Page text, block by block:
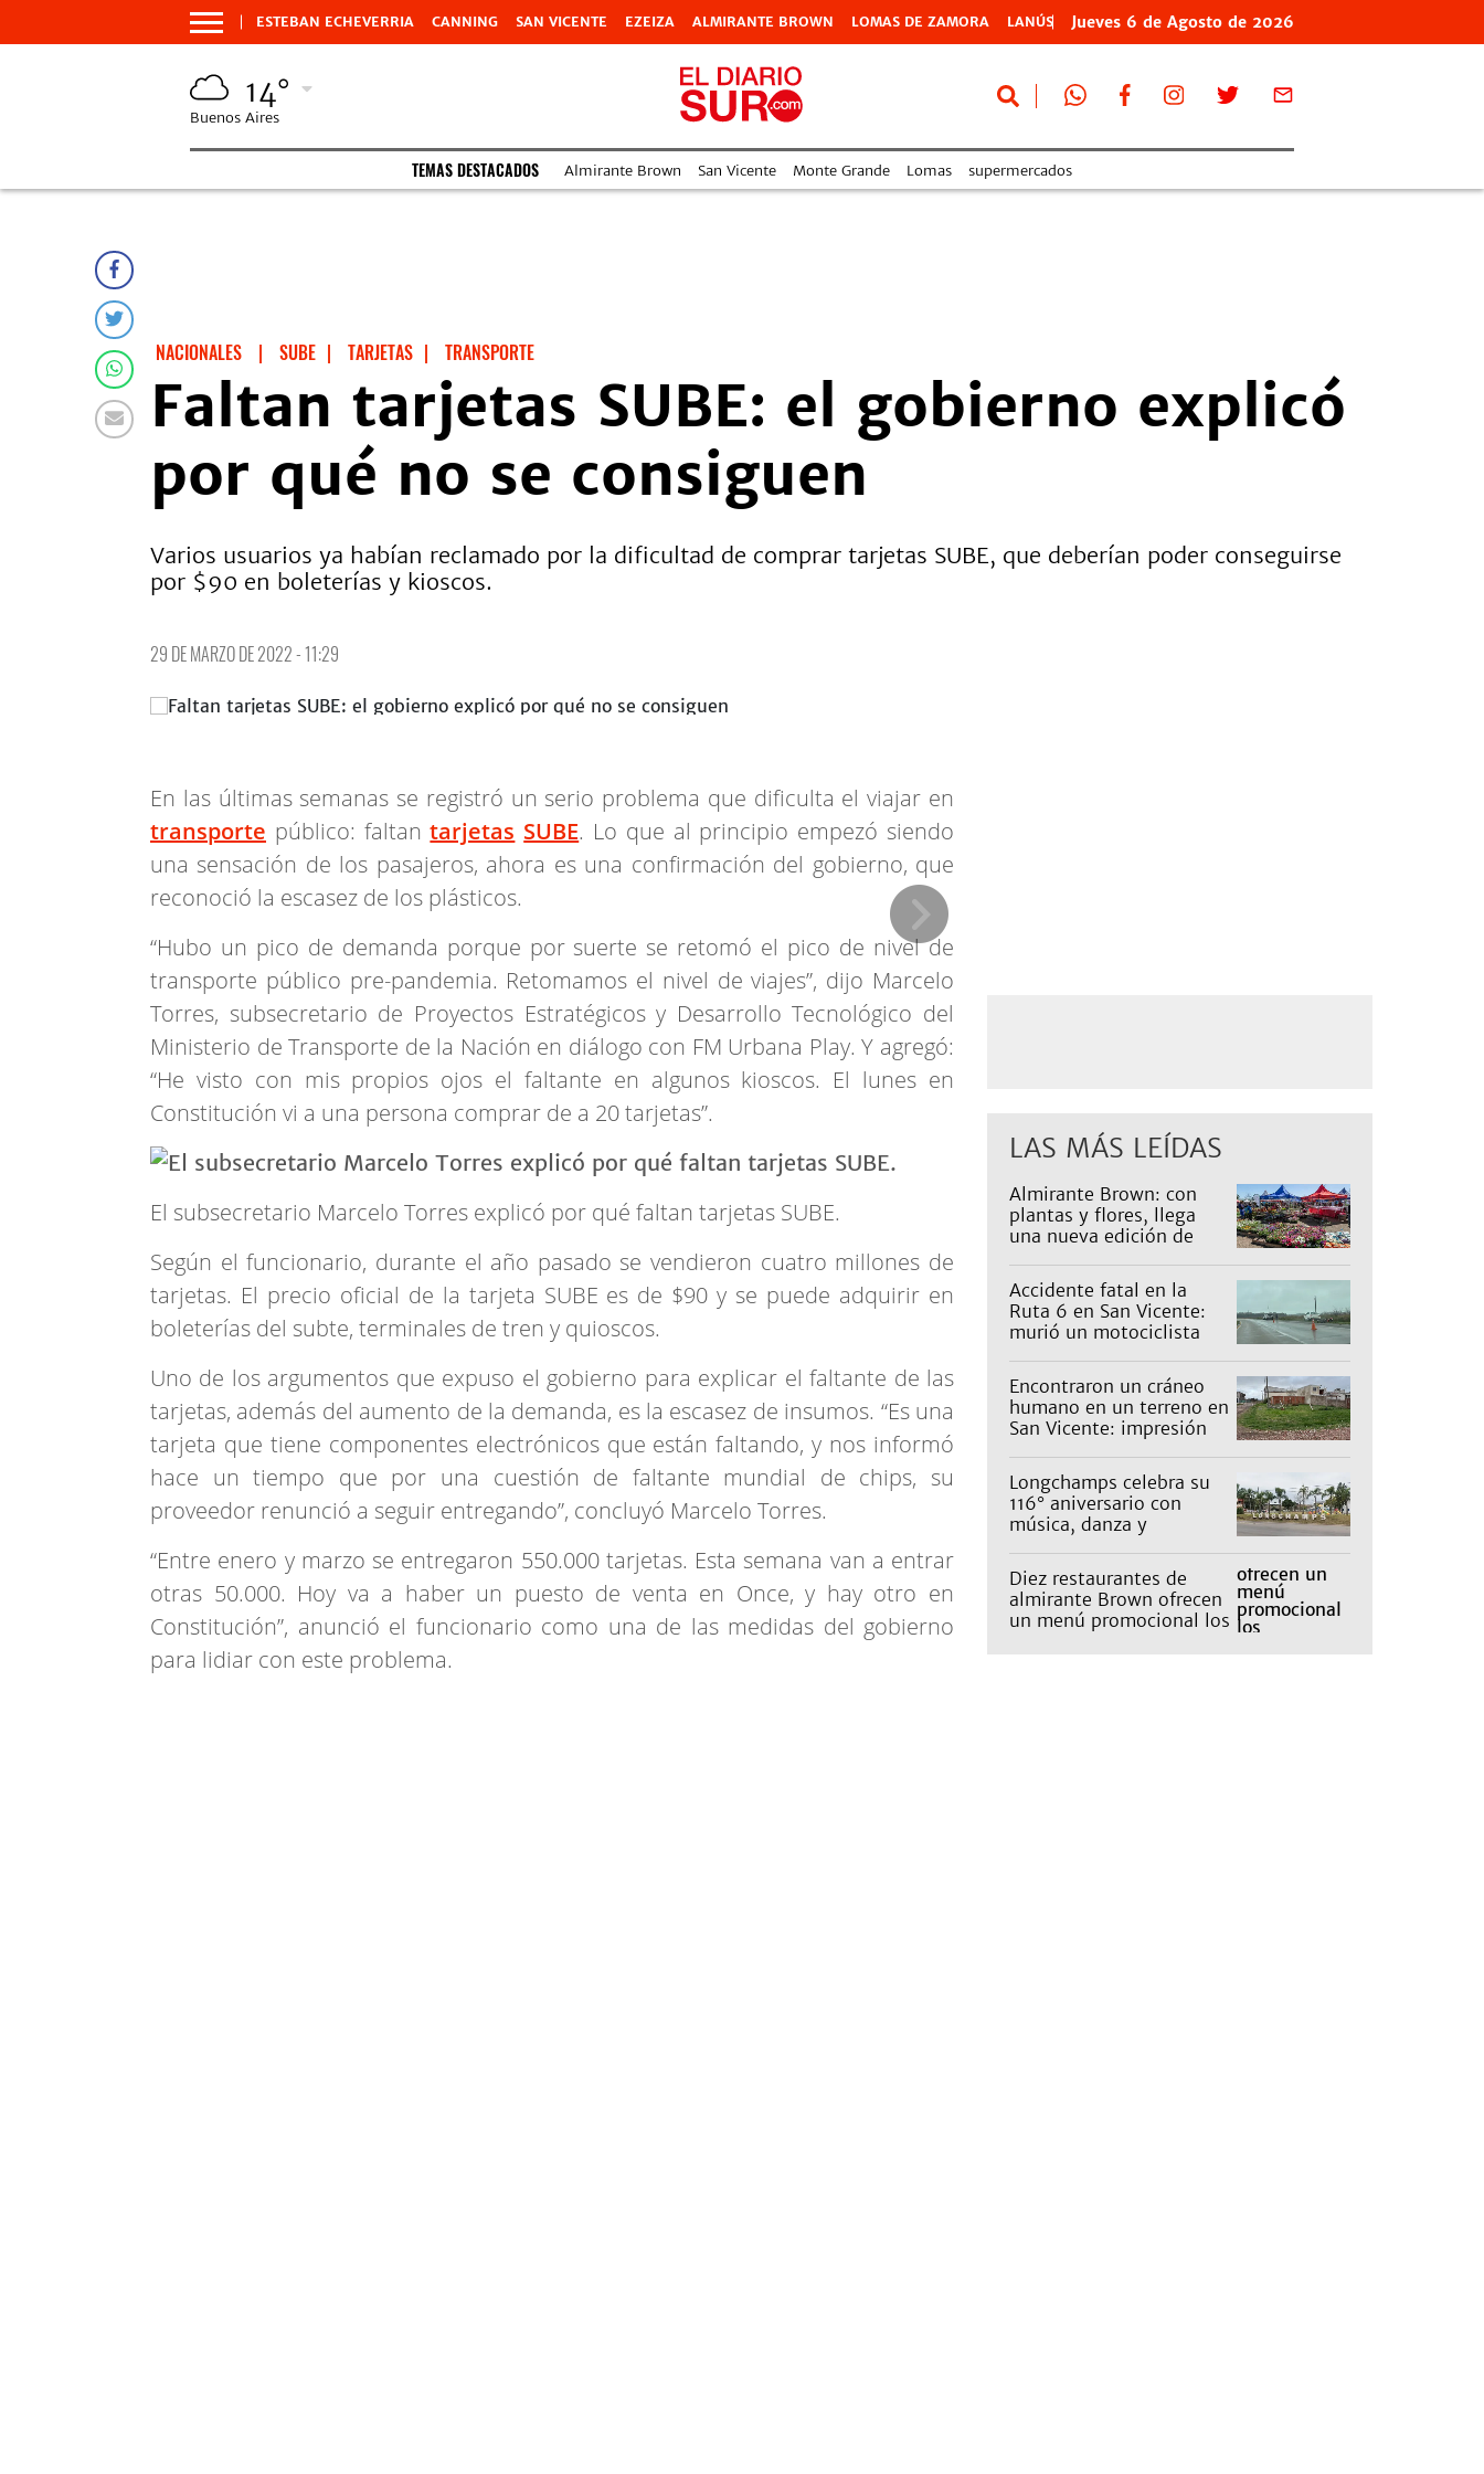
ESTEBAN ECHEVERRIA CANNING SAN VICENTE EZEIZA ALMIRANTE BROWN LOMAS DE ZAMORA LANÚS Jueves 6 de Agosto de 2026
14°
Buenos Aires
TEMAS DESTACADOS Almirante Brown San Vicente Monte Grande Lomas supermercados
NACIONALES | SUBE | TARJETAS | TRANSPORTE
Faltan tarjetas SUBE: el gobierno explicó
por qué no se consiguen
Varios usuarios ya habían reclamado por la dificultad de comprar tarjetas SUBE, que deberían poder conseguirse
por $90 en boleterías y kioscos.
29 DE MARZO DE 2022 - 11:29
En las últimas semanas se registró un serio problema que dificulta el viajar en
transporte público: faltantarjetas SUBE. Lo que al principio empezó siendo
una sensación de los pasajeros, ahora es una confirmación del gobierno, que
reconoció la escasez de los plásticos.
“Hubo un pico de demanda porque por suerte se retomó el pico de nivel de
transporte público pre-pandemia. Retomamos el nivel de viajes”, dijo Marcelo
Torres, subsecretario de Proyectos Estratégicos y Desarrollo Tecnológico del
Ministerio de Transporte de la Nación en diálogo con FM Urbana Play. Y agregó:
“He visto con mis propios ojos el faltante en algunos kioscos. El lunes en
Constitución vi a una persona comprar de a 20 tarjetas”.
El subsecretario Marcelo Torres explicó por qué faltan tarjetas SUBE.
Según el funcionario, durante el año pasado se vendieron cuatro millones de
tarjetas. El precio oficial de la tarjeta SUBE es de $90 y se puede adquirir en
boleterías del subte, terminales de tren y quioscos.
Uno de los argumentos que expuso el gobierno para explicar el faltante de las
tarjetas, además del aumento de la demanda, es la escasez de insumos. “Es una
tarjeta que tiene componentes electrónicos que están faltando, y nos informó
hace un tiempo que por una cuestión de faltante mundial de chips, su
proveedor renunció a seguir entregando”, concluyó Marcelo Torres.
“Entre enero y marzo se entregaron 550.000 tarjetas. Esta semana van a entrar
otras 50.000. Hoy va a haber un puesto de venta en Once, y hay otro en
Constitución”, anunció el funcionario como una de las medidas del gobierno
para lidiar con este problema.
LAS MÁS LEÍDAS
Almirante Brown: con
plantas y flores, llega
una nueva edición de
Accidente fatal en la
Ruta 6 en San Vicente:
murió un motociclista
Encontraron un cráneo
humano en un terreno en
San Vicente: impresión
Longchamps celebra su
116° aniversario con
música, danza y
familia
Diez restaurantes de
almirante Brown ofrecen
un menú promocional los